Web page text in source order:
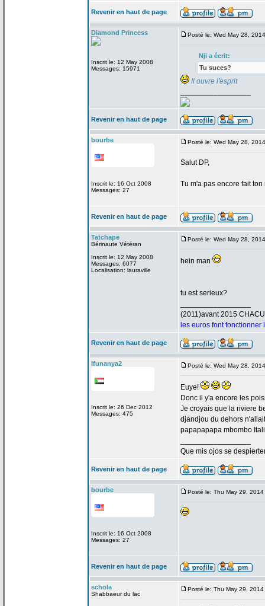
Revenir en haut de page
Diamond Princess
Inscrit le: 12 May 2008
Messages: 15971
Posté le: Wed May 28,
Nji a écrit:
Tu suces?
Il ouvre l'esprit
Revenir en haut de page
bourbe
Inscrit le: 16 Oct 2008
Messages: 27
Posté le: Wed May 28,
Salut DP,
Tu m'a pas encore fait ton
Revenir en haut de page
Tatchape
Bérinaute Vétéran
Inscrit le: 12 May 2008
Messages: 6077
Localisation: lauraville
Posté le: Wed May 28,
hein man
tu est serieux?
(2011)avant 2015
les euros font fonctionner
Revenir en haut de page
Ifunanya2
Inscrit le: 26 Dec 2012
Messages: 475
Posté le: Wed May 28,
Euye!
Donc il y'a encore les
Je croyais que la riviere
djandjou du dehors
papapapapa mbombo
Que mis ojos se
Revenir en haut de page
bourbe
Inscrit le: 16 Oct 2008
Messages: 27
Posté le: Thu May 29, 2014
Revenir en haut de page
schola
Shabbaeur du lac
Posté le: Thu May 29, 2014